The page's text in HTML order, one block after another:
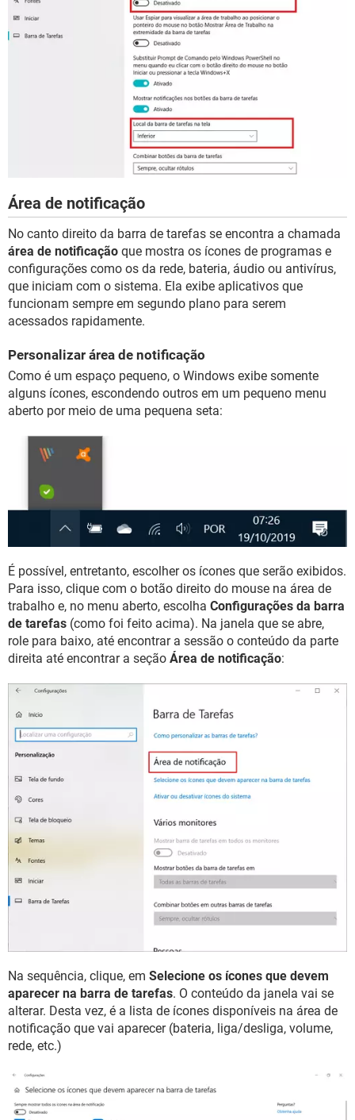
Área de notificação
No canto direito da barra de tarefas se encontra a chamada
área de notificação que mostra os ícones de programas e
configurações como os da rede, bateria, áudio ou antivírus,
que iniciam com o sistema. Ela exibe aplicativos que
funcionam sempre em segundo plano para serem
acessados rapidamente.
Personalizar área de notificação
Como é um espaço pequeno, o Windows exibe somente
alguns ícones, escondendo outros em um pequeno menu
aberto por meio de uma pequena seta:
É possível, entretanto, escolher os ícones que serão exibidos.
Para isso, clique com o botão direito do mouse na área de
trabalho e, no menu aberto, escolha Configurações da barra
de tarefas (como foi feito acima). Na janela que se abre,
role para baixo, até encontrar a sessão o conteúdo da parte
direita até encontrar a seção Área de notificação:
Na sequência, clique, em Selecione os ícones que devem
aparecer na barra de tarefas. O conteúdo da janela vai se
alterar. Desta vez, é a lista de ícones disponíveis na área de
notificação que vai aparecer (bateria, liga/desliga, volume,
rede, etc.)